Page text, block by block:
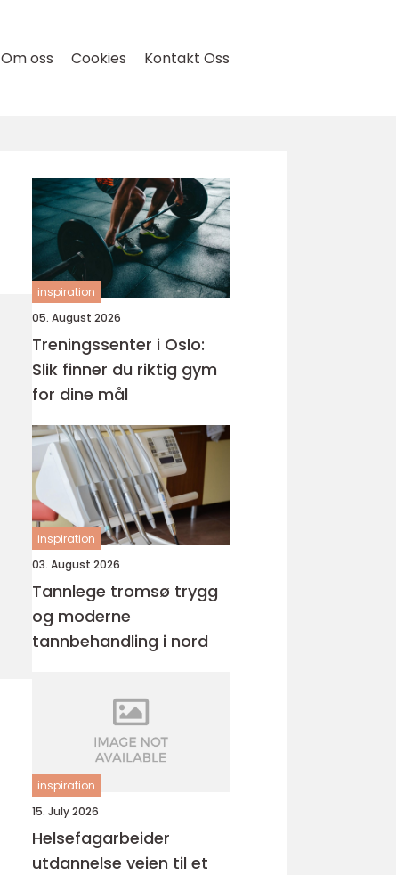
Om oss Cookies Kontakt Oss
inspiration
05. August 2026
Treningssenter i Oslo:
Slik finner du riktig gym
for dine mål
inspiration
03. August 2026
Tannlege tromsø trygg
og moderne
tannbehandling i nord
inspiration
15. July 2026
Helsefagarbeider
utdannelse veien til et